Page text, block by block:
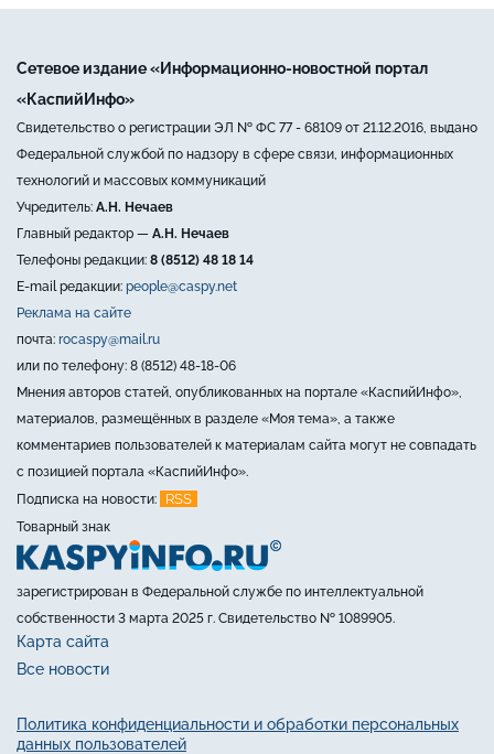
Сетевое издание «Информационно-новостной портал
«КаспийИнфо»
Свидетельство о регистрации ЭЛ № ФС 77 - 68109 от 21.12.2016, выдано
Федеральной службой по надзору в сфере связи, информационных
технологий и массовых коммуникаций
Учредитель: А.Н. Нечаев
Главный редактор — А.Н. Нечаев
Телефоны редакции: 8 (8512) 48 18 14
E-mail редакции: people@caspy.net
Реклама на сайте
почта: rocaspy@mail.ru
или по телефону: 8 (8512) 48-18-06
Мнения авторов статей, опубликованных на портале «КаспийИнфо»,
материалов, размещённых в разделе «Моя тема», а также
комментариев пользователей к материалам сайта могут не совпадать
с позицией портала «КаспийИнфо».
Подписка на новости:
RSS
Товарный знак
зарегистрирован в Федеральной службе по интеллектуальной
собственности 3 марта 2025 г. Свидетельство № 1089905.
Карта сайта
Все новости
Политика конфиденциальности и обработки персональных
данных пользователей